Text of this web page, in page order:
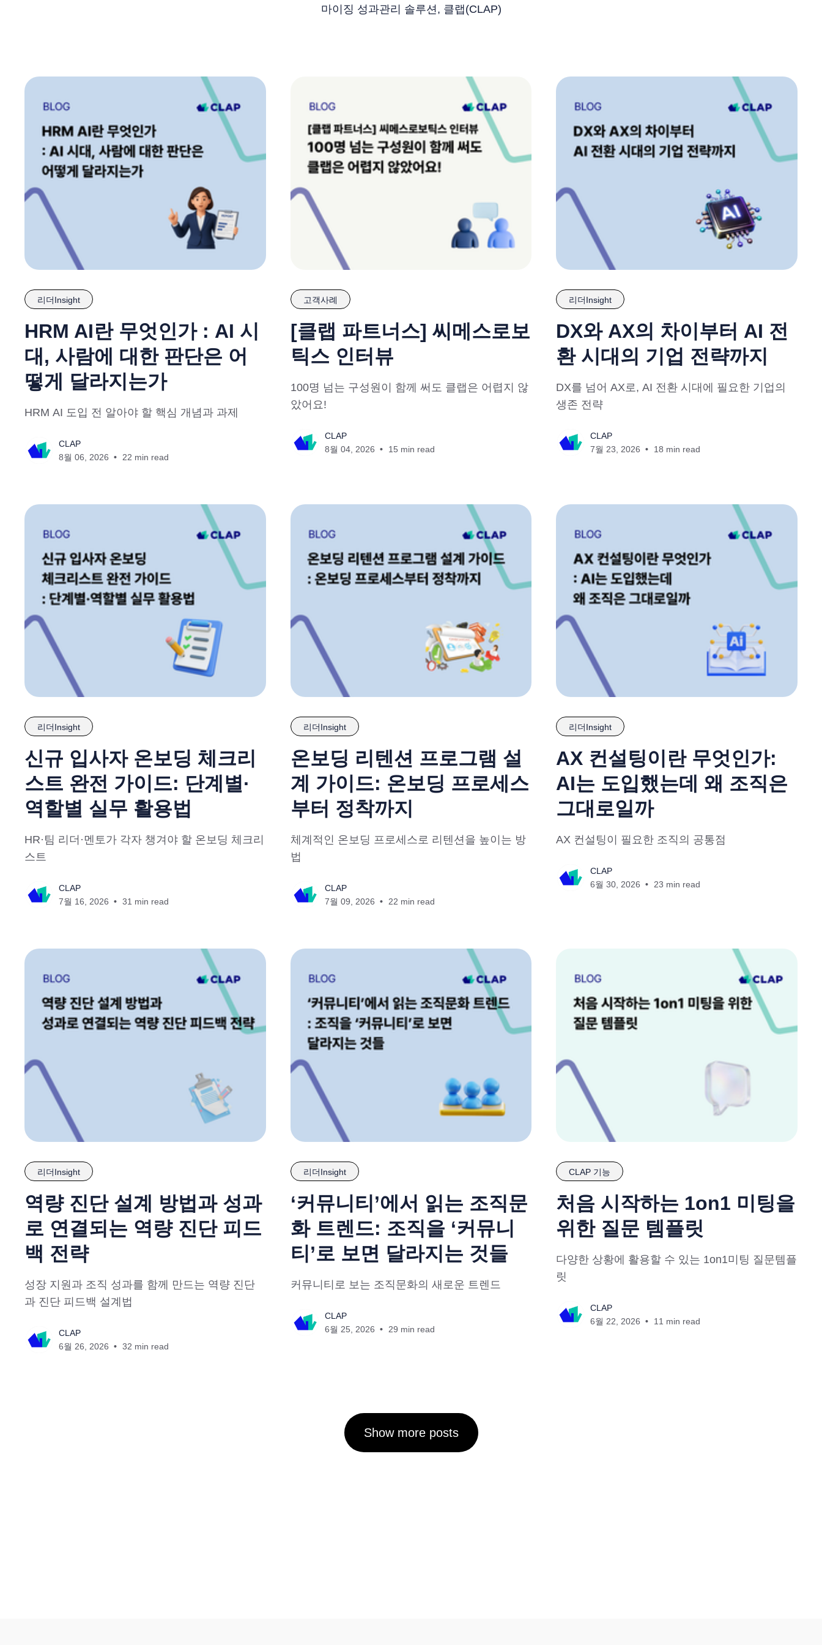
마이징 성과관리 솔루션, 클랩(CLAP)
리더Insight
HRM AI란 무엇인가 : AI 시
대, 사람에 대한 판단은 어
떻게 달라지는가
HRM AI 도입 전 알아야 할 핵심 개념과 과제
CLAP
8월 06, 2026
22 min read
고객사례
[클랩 파트너스] 씨메스로보
틱스 인터뷰
100명 넘는 구성원이 함께 써도 클랩은 어렵지 않
았어요!
CLAP
8월 04, 2026
15 min read
리더Insight
DX와 AX의 차이부터 AI 전
환 시대의 기업 전략까지
DX를 넘어 AX로, AI 전환 시대에 필요한 기업의
생존 전략
CLAP
7월 23, 2026
18 min read
리더Insight
신규 입사자 온보딩 체크리
스트 완전 가이드: 단계별·
역할별 실무 활용법
HR·팀 리더·멘토가 각자 챙겨야 할 온보딩 체크리
스트
CLAP
7월 16, 2026
31 min read
리더Insight
온보딩 리텐션 프로그램 설
계 가이드: 온보딩 프로세스
부터 정착까지
체계적인 온보딩 프로세스로 리텐션을 높이는 방
법
CLAP
7월 09, 2026
22 min read
리더Insight
AX 컨설팅이란 무엇인가:
AI는 도입했는데 왜 조직은
그대로일까
AX 컨설팅이 필요한 조직의 공통점
CLAP
6월 30, 2026
23 min read
리더Insight
역량 진단 설계 방법과 성과
로 연결되는 역량 진단 피드
백 전략
성장 지원과 조직 성과를 함께 만드는 역량 진단
과 진단 피드백 설계법
CLAP
6월 26, 2026
32 min read
리더Insight
‘커뮤니티’에서 읽는 조직문
화 트렌드: 조직을 ‘커뮤니
티’로 보면 달라지는 것들
커뮤니티로 보는 조직문화의 새로운 트렌드
CLAP
6월 25, 2026
29 min read
CLAP 기능
처음 시작하는 1on1 미팅을
위한 질문 템플릿
다양한 상황에 활용할 수 있는 1on1미팅 질문템플
릿
CLAP
6월 22, 2026
11 min read
Show more posts